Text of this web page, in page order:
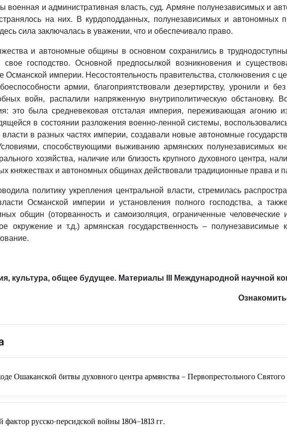
и административная власть, суд. Армяне полунезависимых и
на них. В курдоподданных, полунезависимых и
сила заключалась в уважении, что и обеспечивало право.
и автономные общины в основном сохранились в
господство. Основной предпосылкой возникновения и
Османской империи. Несостоятельность правительства, столкновения с
армии, благоприятствовали дезертирству, уронили и
войн, распалили напряженную внутриполитическую
это была средневековая отсталая империя, переживающая агонию
в состоянии разложения военно-ленной системы,
власти в разных частях империи, создавали новые автономные
способствующими выживанию армянских полунезависимых
хозяйства, наличие или близость крупного духовного центра,
княжествах и автономных общинах действовали традиционные права и
политику укрепления центральной власти, стремилась
Османской империи и установления полного господства, а
общин (оторванность и самоизоляция, ограниченные
окружение и т.д.) армянская государственность –
культура, общее будущее. Материалы III Международной научной
Ошаканской битвы духовного центра армянства – Первопрестольного
русско-персидской войны 1804–1813 гг.